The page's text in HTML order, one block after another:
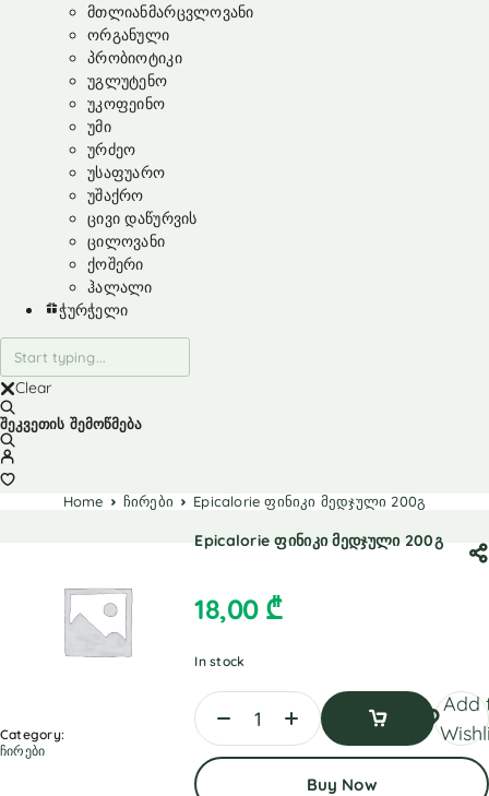
მთლიანმარცვლოვანი
ორგანული
პრობიოტიკი
უგლუტენო
უკოფეინო
უმი
ურძეო
უსაფუარო
უშაქრო
ცივი დაწურვის
ცილოვანი
ქოშერი
ჰალალი
ჭურჭელი
Clear
შეკვეთის შემოწმება
Home ჩირები Epicalorie ფინიკი მედჯული 200გ
Category:
ჩირები
Epicalorie ფინიკი მედჯული 200გ
18,00 ₾
In stock
To
Add
Buy Now